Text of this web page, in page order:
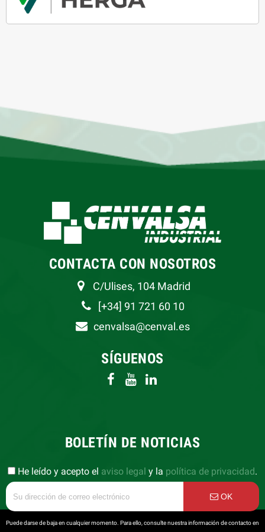
CONTACTA CON NOSOTROS
C/Ulises, 104 Madrid
[+34] 91 721 60 10
cenvalsa@cenval.es
SÍGUENOS
BOLETÍN DE NOTICIAS
He leído y acepto el aviso legal y la política de privacidad.
OK
Puede darse de baja en cualquier momento. Para ello, consulte nuestra información de contacto en